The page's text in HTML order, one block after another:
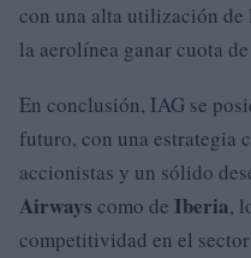
con una alta utilización
la aerolínea ganar cuota
En conclusión, IAG se
futuro, con una estrategia
accionistas y un sólido
Airways como de Iberia,
competitividad en el